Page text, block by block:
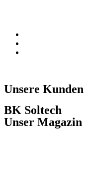
Unsere
BK Soltech
Unser Magazin